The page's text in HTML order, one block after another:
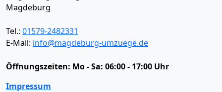
Magdeburg
Tel.: 01579-2482331
E-Mail: info@magdeburg-umzuege.de
Öffnungszeiten: Mo - Sa: 06:00 - 17:00 Uhr
Impressum